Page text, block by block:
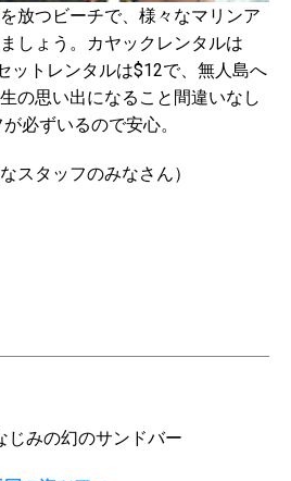
放つビーチで、様々なマリンア
しょう。カヤックレンタルは
ットレンタルは$12で、無人島へ
の思い出になること間違いなし
必ずいるので安心。
スタッフのみなさん）
じみの幻のサンドバー